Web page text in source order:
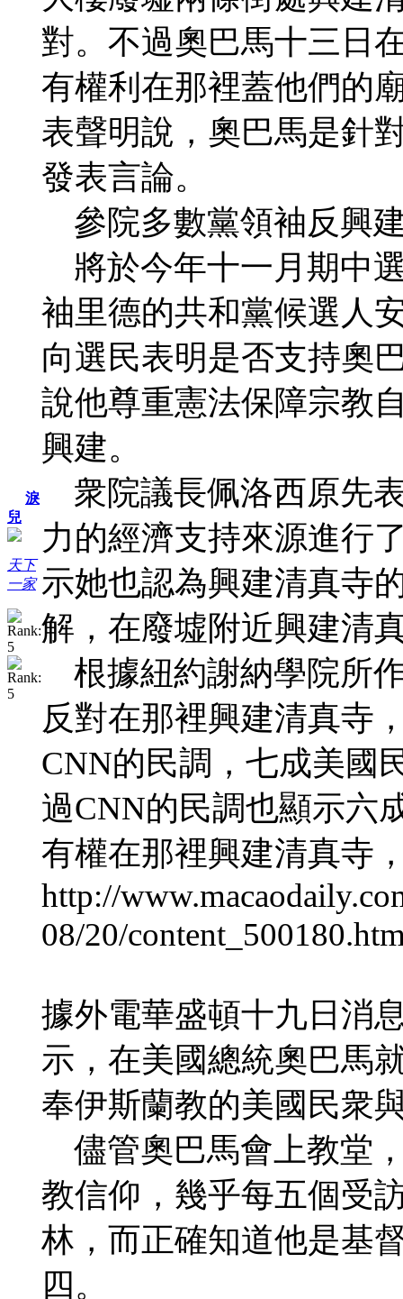
淚
兒
天下
一家
對。不過奧巴馬十三日
有權利在那裡蓋他們的
表聲明說，奧巴馬是針
發表言論。
參院多數黨領袖反興
將於今年十一月期中
袖里德的共和黨候選人
向選民表明是否支持奧
說他尊重憲法保障宗教
興建。
衆院議長佩洛西原先
力的經濟支持來源進行
示她也認為興建清真寺
解，在廢墟附近興建清
根據紐約謝納學院所
反對在那裡興建清真寺
CNN的民調，七成美國
過CNN的民調也顯示六
有權在那裡興建清真寺
http://
08/20/
據外電華盛頓十九日消
示，在美國總統奧巴馬
奉伊斯蘭教的美國民衆
儘管奧巴馬會上教堂
教信仰，幾乎每五個受
林，而正確知道他是基
四。